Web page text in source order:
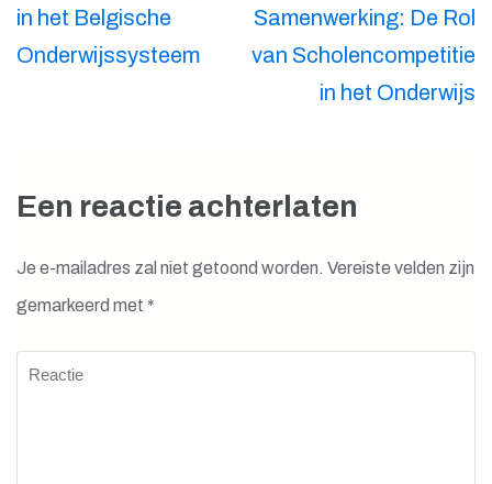
in het Belgische
Onderwijssysteem
Samenwerking: De Rol
van Scholencompetitie
in het Onderwijs
Een reactie achterlaten
Je e-mailadres zal niet getoond worden. Vereiste velden zijn
gemarkeerd met *
Reactie